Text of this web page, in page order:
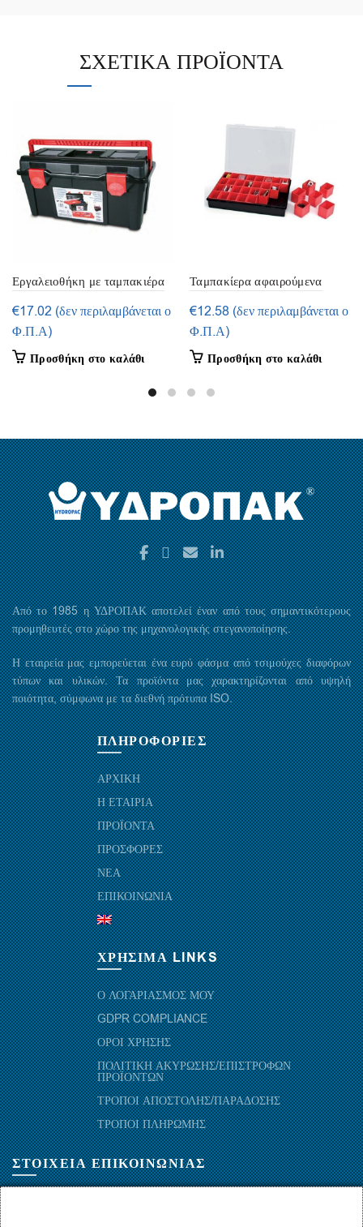
ΣΧΕΤΙΚΆ ΠΡΟΪΌΝΤΑ
Εργαλειοθήκη με ταμπακιέρα
και εταζέρα Νο.31 TAYG
(131004)
€17.02 (δεν περιλαμβάνεται ο
Φ.Π.Α)
Προσθήκη στο καλάθι
Ταμπακίερα αφαιρούμενα
κουτιά – 32 θέσεις
€12.58 (δεν περιλαμβάνεται ο
Φ.Π.Α)
Προσθήκη στο καλάθι
Από το 1985 η ΥΔΡΟΠΑΚ αποτελεί έναν από τους σημαντικότερους
προμηθευτές στο χώρο της μηχανολογικής στεγανοποίησης.
Η εταιρεία μας εμπορεύεται ένα ευρύ φάσμα από τσιμούχες διαφόρων
τύπων και υλικών. Τα προϊόντα μας χαρακτηρίζονται από υψηλή
ποιότητα, σύμφωνα με τα διεθνή πρότυπα ISO.
ΠΛΗΡΟΦΟΡΙΕΣ
ΑΡΧΙΚΗ
Η ΕΤΑΙΡΙΑ
ΠΡΟΪΟΝΤΑ
ΠΡΟΣΦΟΡΕΣ
ΝΕΑ
ΕΠΙΚΟΙΝΩΝΙΑ
ΧΡΗΣΙΜΑ LINKS
Ο ΛΟΓΑΡΙΑΣΜΟΣ ΜΟΥ
GDPR COMPLIANCE
ΟΡΟΙ ΧΡΗΣΗΣ
ΠΟΛΙΤΙΚΗ ΑΚΥΡΩΣΗΣ/ΕΠΙΣΤΡΟΦΩΝ
ΠΡΟΪΟΝΤΩΝ
ΤΡΟΠΟΙ ΑΠΟΣΤΟΛΗΣ/ΠΑΡΑΔΟΣΗΣ
ΤΡΟΠΟΙ ΠΛΗΡΩΜΗΣ
ΣΤΟΙΧΕΙΑ ΕΠΙΚΟΙΝΩΝΙΑΣ